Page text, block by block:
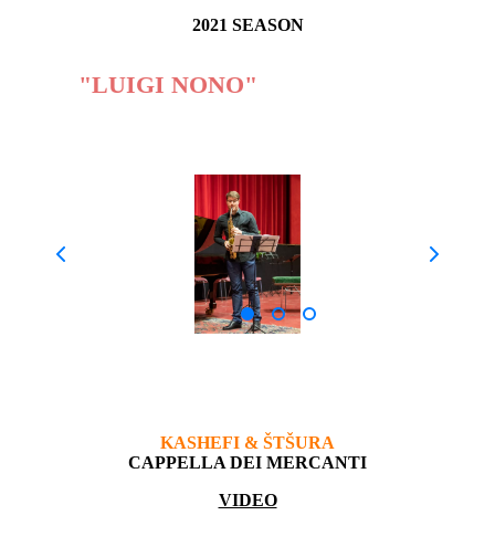
2021 SEASON
"LUIGI NONO"
KASHEFI & ŠTŠURA
CAPPELLA DEI MERCANTI
VIDEO